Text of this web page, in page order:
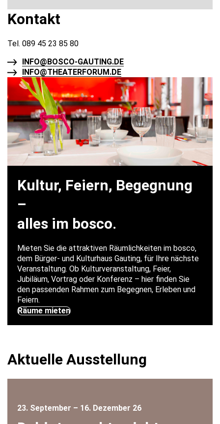
Kontakt
Tel. 089 45 23 85 80
INFO@BOSCO-GAUTING.DE
INFO@THEATERFORUM.DE
Kultur, Feiern, Begegnung
–
alles im bosco.
Mieten Sie die attraktiven Räumlichkeiten im bosco,
dem Bürger- und Kulturhaus Gauting, für Ihre nächste
Veranstaltung. Ob Kulturveranstaltung, Feier,
Jubiläum, Vortrag oder Konferenz – hier finden Sie
den passenden Rahmen zum Begegnen, Erleben und
Feiern.
Räume mieten
Aktuelle Ausstellung
23. September – 16. Dezember 26